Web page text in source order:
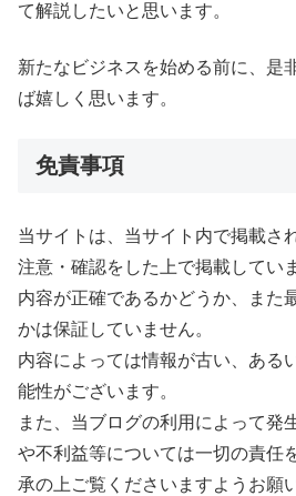
て解説したいと思います。
新たなビジネスを始める前に、是
ば嬉しく思います。
免責事項
当サイトは、当サイト内で掲載さ
注意・確認をした上で掲載してい
内容が正確であるかどうか、また
かは保証していません。
内容によっては情報が古い、ある
能性がございます。
また、当ブログの利用によって発
や不利益等については一切の責任
承の上ご覧くださいますようお願